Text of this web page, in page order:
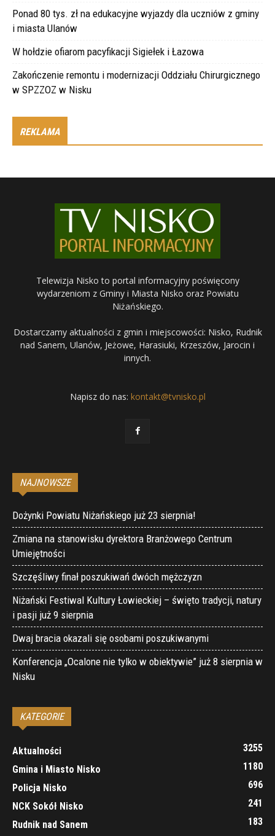
Ponad 80 tys. zł na edukacyjne wyjazdy dla uczniów z gminy
i miasta Ulanów
W hołdzie ofiarom pacyfikacji Sigiełek i Łazowa
Zakończenie remontu i modernizacji Oddziału Chirurgicznego
w SPZZOZ w Nisku
REKLAMA
Telewizja Nisko to portal informacyjny poświęcony
wydarzeniom z Gminy i Miasta Nisko oraz Powiatu
Niżańskiego.
Dostarczamy aktualności z gmin i miejscowości: Nisko, Rudnik
nad Sanem, Ulanów, Jeżowe, Harasiuki, Krzeszów, Jarocin i
innych.
Napisz do nas: kontakt@tvnisko.pl
NAJNOWSZE
Dożynki Powiatu Niżańskiego już 23 sierpnia!
Zmiana na stanowisku dyrektora Branżowego Centrum
Umiejętności
Szczęśliwy finał poszukiwań dwóch mężczyzn
Niżański Festiwal Kultury Łowieckiej – święto tradycji, natury
i pasji już 9 sierpnia
Dwaj bracia okazali się osobami poszukiwanymi
Konferencja „Ocalone nie tylko w obiektywie” już 8 sierpnia w
Nisku
KATEGORIE
Aktualności
3255
Gmina i Miasto Nisko
1180
Policja Nisko
696
NCK Sokół Nisko
241
Rudnik nad Sanem
183